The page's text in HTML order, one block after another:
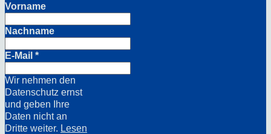
Vorname
Nachname
E-Mail *
Wir nehmen den
Datenschutz ernst
und geben Ihre
Daten nicht an
Dritte weiter. Lesen